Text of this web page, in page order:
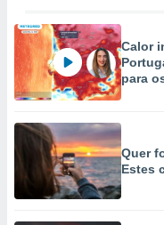
Calor
para
Quer
Estes